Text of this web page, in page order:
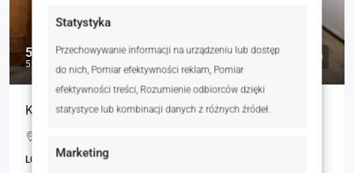
Statystyka
Przechowywanie informacji na urządzeniu lub dostęp
do nich, Pomiar efektywności reklam, Pomiar
efektywności treści, Rozumienie odbiorców dzięki
statystyce lub kombinacji danych z różnych źródeł.
Marketing
5 500 zł
55 zł
Klimatyczny lokal na wynajem w Sztumie!
LOKALE UŻYTKOWE, NIERUCHOMOŚCI KOMERCYJNE